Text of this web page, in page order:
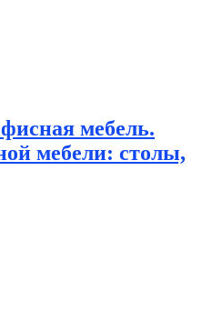
мебель.
мебели: столы,